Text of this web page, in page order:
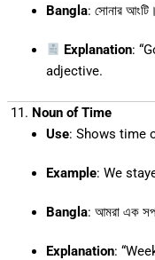
Bangla: সোনার আংটি।
Explanation:
adjective.
11. Noun of Time
Use: Shows time
Example: We
Bangla: আমরা এক
Explanation: